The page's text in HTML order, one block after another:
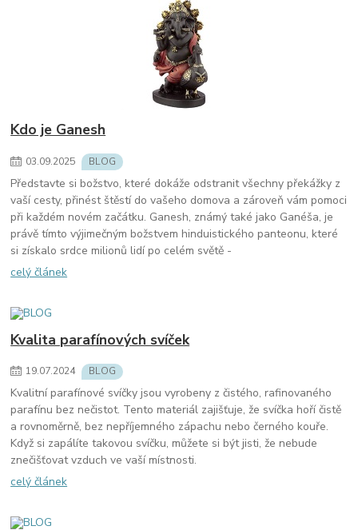
Kdo je Ganesh
03.09.2025 BLOG
Představte si božstvo, které dokáže odstranit všechny překážky z
vaší cesty, přinést štěstí do vašeho domova a zároveň vám pomoci
při každém novém začátku. Ganesh, známý také jako Ganéša, je
právě tímto výjimečným božstvem hinduistického panteonu, které
si získalo srdce milionů lidí po celém světě -
celý článek
Kvalita parafínových svíček
19.07.2024 BLOG
Kvalitní parafínové svíčky jsou vyrobeny z čistého, rafinovaného
parafínu bez nečistot. Tento materiál zajišťuje, že svíčka hoří čistě
a rovnoměrně, bez nepříjemného zápachu nebo černého kouře.
Když si zapálíte takovou svíčku, můžete si být jisti, že nebude
znečišťovat vzduch ve vaší místnosti.
celý článek